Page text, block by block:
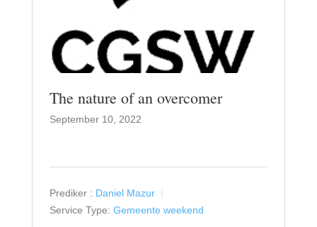
The nature of an overcomer
September 10, 2022
Prediker : Daniel Mazur
Service Type: Gemeente weekend